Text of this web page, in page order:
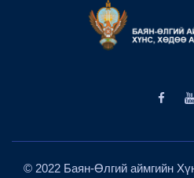
© 2022 Баян-Өлгий аймгийн